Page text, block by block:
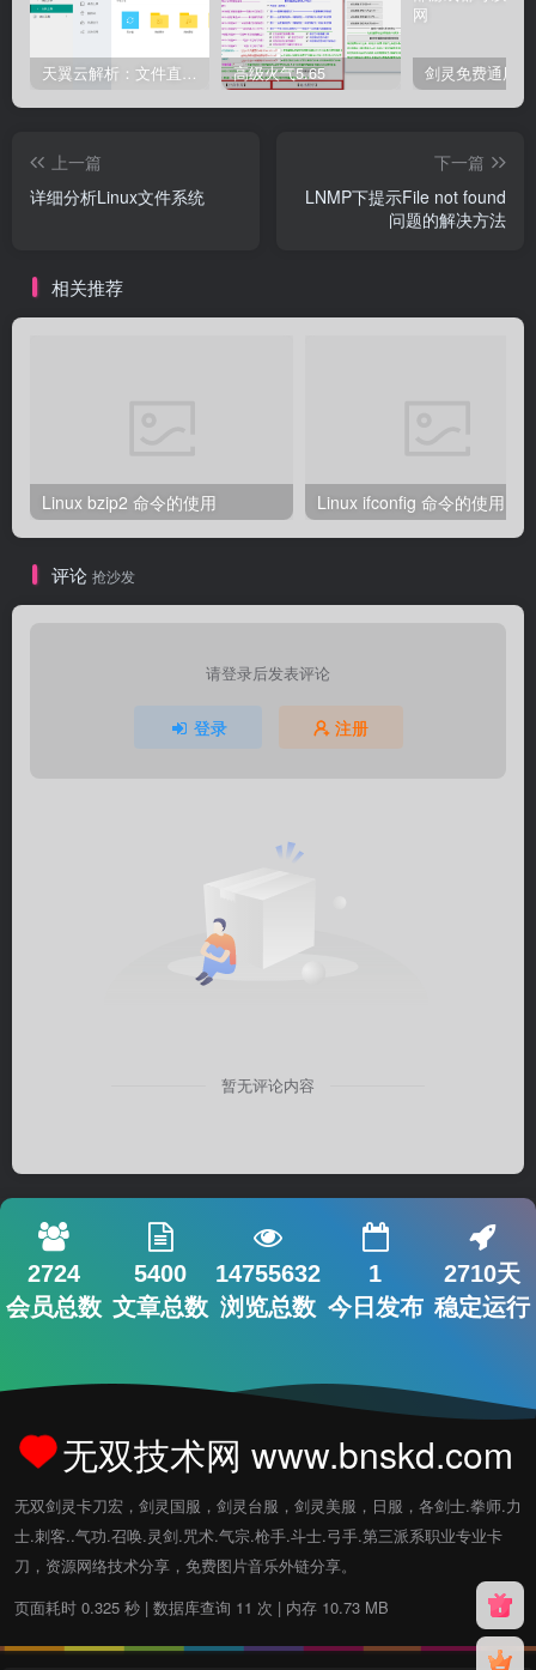
天翼云解析：文件直链获取源码 高级火气5.65
上一篇
详细分析Linux文件系统
下一篇
LNMP下提示File not found
问题的解决方法
相关推荐
Linux bzip2 命令的使用 Linux ifconfig 命令的使用
评论 抢沙发
请登录后发表评论
登录 注册
暂无评论内容
2724
会员总数
5400
文章总数
14755632
浏览总数
1
今日发布
2710天
稳定运行
无双技术网 www.bnskd.com
无双剑灵卡刀宏，剑灵国服，剑灵台服，剑灵美服，日服，各剑士.拳师.力
士.刺客..气功.召唤.灵剑.咒术.气宗.枪手.斗士.弓手.第三派系职业专业卡
刀，资源网络技术分享，免费图片音乐外链分享。
页面耗时 0.325 秒 | 数据库查询 11 次 | 内存 10.73 MB